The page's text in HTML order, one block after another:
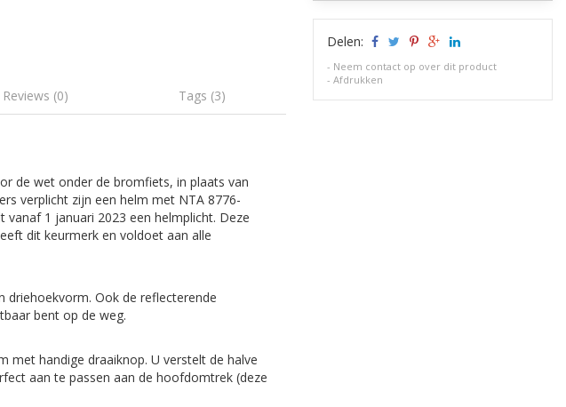
Reviews (0) Tags (3)
de wet onder de bromfiets, in plaats van
verplicht zijn een helm met NTA 8776-
1 januari 2023 een helmplicht. Deze
dit keurmerk en voldoet aan alle
Ook de reflecterende
bent op de weg.
met handige draaiknop. U verstelt de halve
aan te passen aan de hoofdomtrek (deze
Delen:
- Neem contact op over dit product
-Afdrukken